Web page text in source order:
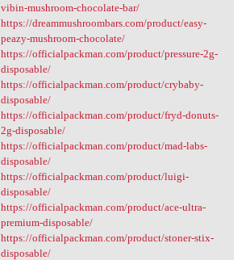
vibin-mushroom-chocolate-bar/
https://dreammushroombars.com/product/easy-
peazy-mushroom-chocolate/
https://officialpackman.com/product/pressure-2g-
disposable/
https://officialpackman.com/product/crybaby-
disposable/
https://officialpackman.com/product/fryd-donuts-
2g-disposable/
https://officialpackman.com/product/mad-labs-
disposable/
https://officialpackman.com/product/luigi-
disposable/
https://officialpackman.com/product/ace-ultra-
premium-disposable/
https://officialpackman.com/product/stoner-stix-
disposable/